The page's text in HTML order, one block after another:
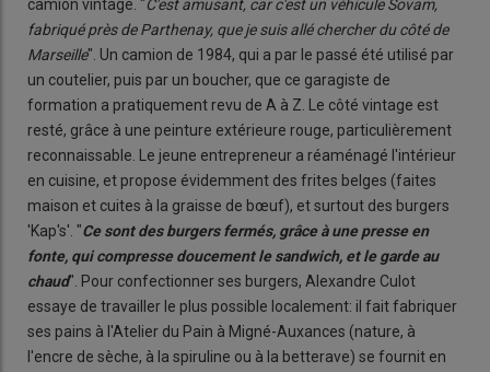
camion vintage. "C'est amusant, car c'est un véhicule Sovam,
fabriqué près de Parthenay, que je suis allé chercher du côté de
Marseille". Un camion de 1984, qui a par le passé été utilisé par
un coutelier, puis par un boucher, que ce garagiste de
formation a pratiquement revu de A à Z. Le côté vintage est
resté, grâce à une peinture extérieure rouge, particulièrement
reconnaissable. Le jeune entrepreneur a réaménagé l'intérieur
en cuisine, et propose évidemment des frites belges (faites
maison et cuites à la graisse de bœuf), et surtout des burgers
'Kap's'. "Ce sont des burgers fermés, grâce à une presse en
fonte, qui compresse doucement le sandwich, et le garde au
chaud". Pour confectionner ses burgers, Alexandre Culot
essaye de travailler le plus possible localement: il fait fabriquer
ses pains à l'Atelier du Pain à Migné-Auxances (nature, à
l'encre de sèche, à la spiruline ou à la betterave) se fournit en